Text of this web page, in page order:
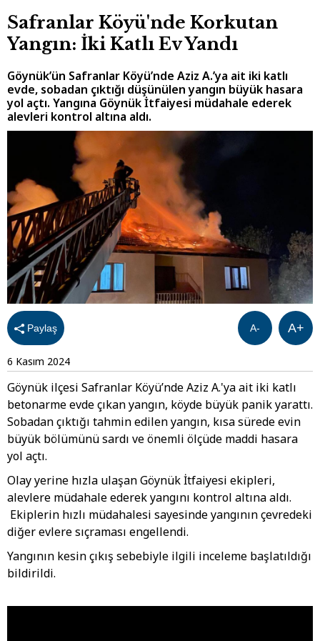
Safranlar Köyü'nde Korkutan
Yangın: İki Katlı Ev Yandı
Göynük’ün Safranlar Köyü’nde Aziz A.’ya ait iki katlı
evde, sobadan çıktığı düşünülen yangın büyük hasara
yol açtı. Yangına Göynük İtfaiyesi müdahale ederek
alevleri kontrol altına aldı.
Paylaş A+
A-
6 Kasım 2024
Göynük ilçesi Safranlar Köyü’nde Aziz A.'ya ait iki katlı
betonarme evde çıkan yangın, köyde büyük panik yarattı.
Sobadan çıktığı tahmin edilen yangın, kısa sürede evin
büyük bölümünü sardı ve önemli ölçüde maddi hasara
yol açtı.
Olay yerine hızla ulaşan Göynük İtfaiyesi ekipleri,
alevlere müdahale ederek yangını kontrol altına aldı.
Ekiplerin hızlı müdahalesi sayesinde yangının çevredeki
diğer evlere sıçraması engellendi.
Yangının kesin çıkış sebebiyle ilgili inceleme başlatıldığı
bildirildi.